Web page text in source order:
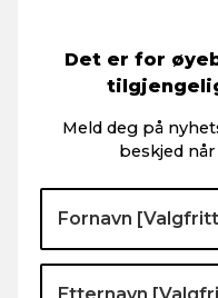
Det er for
Meld deg på
beskjed